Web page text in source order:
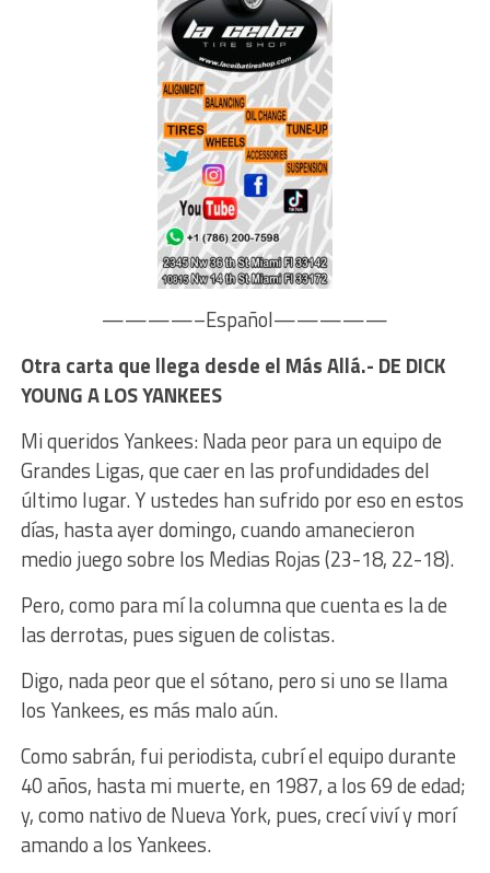
————–Español—————
Otra carta que llega desde el Más Allá.- DE DICK
YOUNG A LOS YANKEES
Mi queridos Yankees: Nada peor para un equipo de
Grandes Ligas, que caer en las profundidades del
último lugar. Y ustedes han sufrido por eso en estos
días, hasta ayer domingo, cuando amanecieron
medio juego sobre los Medias Rojas (23-18, 22-18).
Pero, como para mí la columna que cuenta es la de
las derrotas, pues siguen de colistas.
Digo, nada peor que el sótano, pero si uno se llama
los Yankees, es más malo aún.
Como sabrán, fui periodista, cubrí el equipo durante
40 años, hasta mi muerte, en 1987, a los 69 de edad;
y, como nativo de Nueva York, pues, crecí viví y morí
amando a los Yankees.